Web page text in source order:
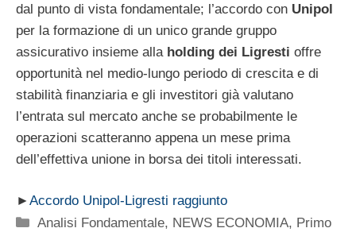
dal punto di vista fondamentale; l’accordo con Unipol
per la formazione di un unico grande gruppo
assicurativo insieme alla holding dei Ligresti offre
opportunità nel medio-lungo periodo di crescita e di
stabilità finanziaria e gli investitori già valutano
l’entrata sul mercato anche se probabilmente le
operazioni scatteranno appena un mese prima
dell’effettiva unione in borsa dei titoli interessati.
► Accordo Unipol-Ligresti raggiunto
Categorie
Analisi Fondamentale, NEWS ECONOMIA, Primo